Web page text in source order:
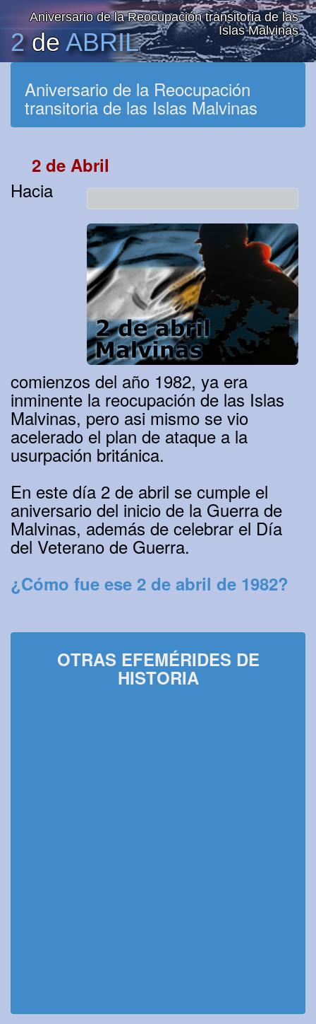
2deABRIL
Aniversario de la Reocupación transitoria de las
Islas Malvinas
Aniversario de la Reocupación
transitoria de las Islas Malvinas
2 de Abril
Hacia
comienzos del año 1982, ya era
inminente la reocupación de las Islas
Malvinas, pero asi mismo se vio
acelerado el plan de ataque a la
usurpación británica.
En este día 2 de abril se cumple el
aniversario del inicio de la Guerra de
Malvinas, además de celebrar el Día
del Veterano de Guerra.
¿Cómo fue ese 2 de abril de 1982?
OTRAS EFEMÉRIDES DE
HISTORIA